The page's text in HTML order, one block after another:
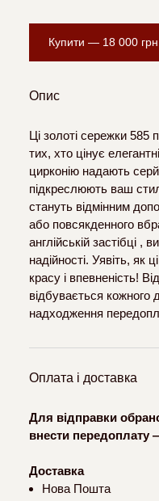
Купити — 18 000
Опис
Ці золоті сережки 585
тих, хто цінує
цирконію надають
підкреслюють ваш
стануть відмінним
або повсякденного
англійській застібці ,
надійності. Уявіть, як
красу і впевненість!
відбувається кожного
надходження
Оплата і доставка
Для відправки
внести передоплату
Доставка
Нова Пошта